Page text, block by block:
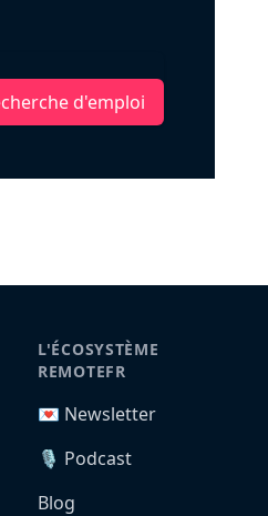
d'emploi
L'ÉCOSYSTÈME
REMOTEFR
💌 Newsletter
🎙️ Podcast
Blog